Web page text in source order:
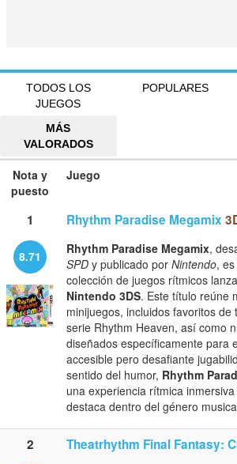
TODOS LOS
JUEGOS
POPULARES
MÁS
VALORADOS
Nota y
puesto
Juego
1 Rhythm Paradise Megamix
8.71 Rhythm Paradise Megamix,
SPD y publicado por Nintendo,
colección de juegos rítmicos
Nintendo 3DS. Este título reúne
minijuegos, incluidos favoritos
serie Rhythm Heaven, así como
diseñados específicamente para
accesible pero desafiante
sentido del humor, Rhythm
una experiencia rítmica
destaca dentro del género
2 Theatrhythm Final Fantasy: